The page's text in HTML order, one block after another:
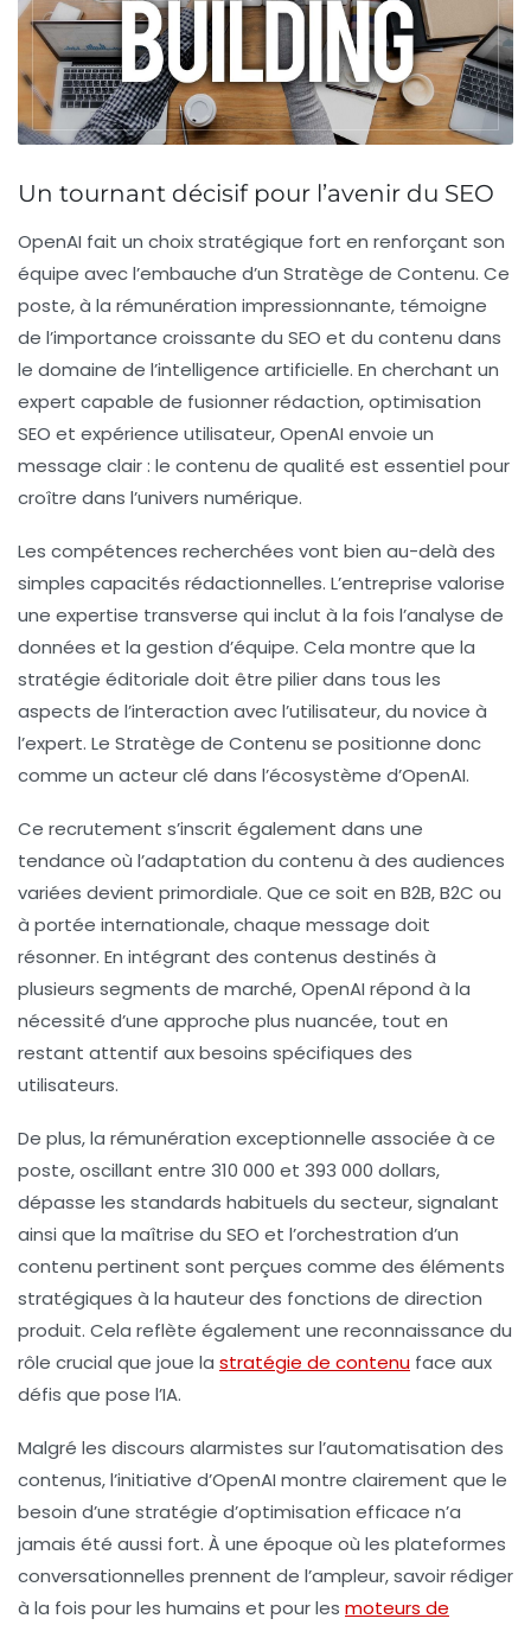
Un tournant décisif pour l’avenir du SEO
OpenAI fait un choix stratégique fort en renforçant son
équipe avec l’embauche d’un Stratège de Contenu. Ce
poste, à la rémunération impressionnante, témoigne
de l’importance croissante du SEO et du contenu dans
le domaine de l’intelligence artificielle. En cherchant un
expert capable de fusionnerrédaction,optimisation
SEO et expérience utilisateur, OpenAI envoie un
message clair : le contenu de qualité est essentiel pour
croître dans l’univers numérique.
Les compétences recherchées vont bien au-delà des
simples capacités rédactionnelles. L’entreprise valorise
une expertise transverse qui inclut à la fois l’analyse de
données et la gestion d’équipe. Cela montre que la
stratégie éditoriale doit être pilier dans tous les
aspects de l’interaction avec l’utilisateur, du novice à
l’expert. Le Stratège de Contenu se positionne donc
comme un acteur clé dans l’écosystème d’OpenAI.
Ce recrutement s’inscrit également dans une
tendance où l’adaptation du contenu à des audiences
variées devient primordiale. Que ce soit en B2B,B2C ou
à portée internationale, chaque message doit
résonner. En intégrant des contenus destinés à
plusieurs segments de marché, OpenAI répond à la
nécessité d’une approche plus nuancée, tout en
restant attentif aux besoins spécifiques des
utilisateurs.
De plus, la rémunération exceptionnelle associée à ce
poste, oscillant entre 310 000 et 393 000 dollars,
dépasse les standards habituels du secteur, signalant
ainsi que la maîtrise du SEO et l’orchestration d’un
contenu pertinent sont perçues comme des éléments
stratégiques à la hauteur des fonctions de direction
produit. Cela reflète également une reconnaissance du
rôle crucial que joue la stratégie de contenu face aux
défis que pose l’IA.
Malgré les discours alarmistes sur l’automatisation des
contenus, l’initiative d’OpenAI montre clairement que le
besoin d’une stratégie d’optimisation efficace n’a
jamais été aussi fort. À une époque où les plateformes
conversationnelles prennent de l’ampleur, savoir rédiger
à la fois pour les humains et pour les moteurs de